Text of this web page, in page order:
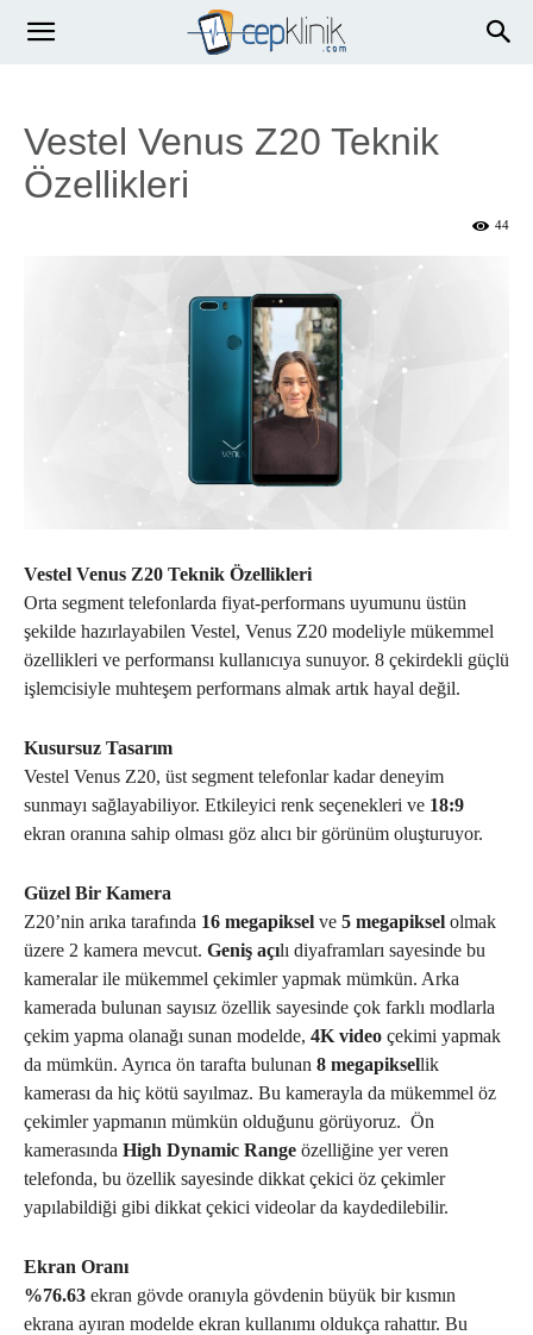
Vestel Venus Z20 Teknik
Özellikleri
44
Vestel Venus Z20 Teknik Özellikleri
Orta segment telefonlarda fiyat-performans uyumunu üstün
şekilde hazırlayabilen Vestel, Venus Z20 modeliyle mükemmel
özellikleri ve performansı kullanıcıya sunuyor. 8 çekirdekli güçlü
işlemcisiyle muhteşem performans almak artık hayal değil.
Kusursuz Tasarım
Vestel Venus Z20, üst segment telefonlar kadar deneyim
sunmayı sağlayabiliyor. Etkileyici renk seçenekleri ve 18:9
ekran oranına sahip olması göz alıcı bir görünüm oluşturuyor.
Güzel Bir Kamera
Z20’nin arıka tarafında 16 megapiksel ve 5 megapiksel olmak
üzere 2 kamera mevcut. Geniş açılı diyaframları sayesinde bu
kameralar ile mükemmel çekimler yapmak mümkün. Arka
kamerada bulunan sayısız özellik sayesinde çok farklı modlarla
çekim yapma olanağı sunan modelde, 4K video çekimi yapmak
da mümkün. Ayrıca ön tarafta bulunan 8 megapiksellik
kamerası da hiç kötü sayılmaz. Bu kamerayla da mükemmel öz
çekimler yapmanın mümkün olduğunu görüyoruz. Ön
kamerasında High Dynamic Range özelliğine yer veren
telefonda, bu özellik sayesinde dikkat çekici öz çekimler
yapılabildiği gibi dikkat çekici videolar da kaydedilebilir.
Ekran Oranı
%76.63 ekran gövde oranıyla gövdenin büyük bir kısmın
ekrana ayıran modelde ekran kullanımı oldukça rahattır. Bu